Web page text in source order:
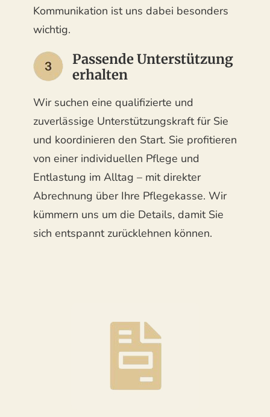
Kommunikation ist uns dabei besonders
wichtig.
Passende Unterstützung
erhalten
Wir suchen eine qualifizierte und
zuverlässige Unterstützungskraft für Sie
und koordinieren den Start. Sie profitieren
von einer individuellen Pflege und
Entlastung im Alltag – mit direkter
Abrechnung über Ihre Pflegekasse. Wir
kümmern uns um die Details, damit Sie
sich entspannt zurücklehnen können.